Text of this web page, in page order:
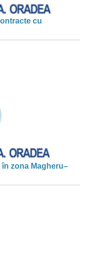
cu
zona Magheru–